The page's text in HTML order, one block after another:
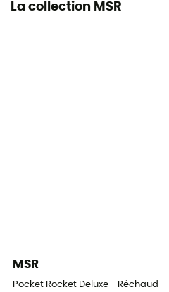
La collection MSR
MSR
Pocket Rocket Deluxe - Réchaud